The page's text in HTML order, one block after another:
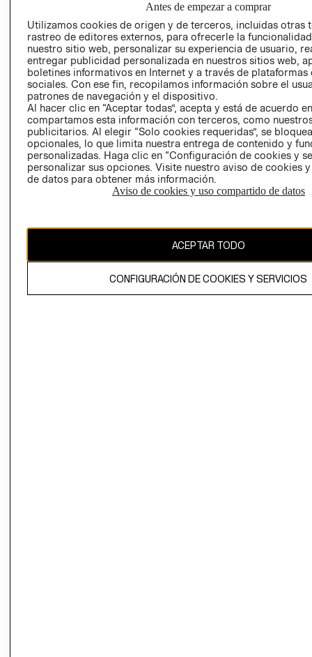
RELACIÓN CON
INVERSIONISTAS
POLÍTICA
EMPRESARIAL
- RETIRO EN
TIENDA
TÉRMINOS Y
CONDICIONES
AVISO DE
PRIVACIDAD
GIFT CARD
AVISO DE
COOKIES
Chile ($)
Antes de empezar a comprar
Utilizamos cookies de origen y de terceros, incluidas otras
rastreo de editores externos, para ofrecerle la
nuestro sitio web, personalizar su experiencia de usuario,
entregar publicidad personalizada en nuestros sitios web,
boletines informativos en Internet y a través de plataformas
sociales. Con ese fin, recopilamos información sobre el
patrones de navegación y el dispositivo.
Al hacer clic en “Aceptar todas”, acepta y está de acuerdo
compartamos esta información con terceros, como
publicitarios. Al elegir “Solo cookies requeridas”, se
opcionales, lo que limita nuestra entrega de contenido y
personalizadas. Haga clic en “Configuración de cookies y
personalizar sus opciones. Visite nuestro aviso de cookies
de datos para obtener más información.
Aviso de cookies y uso compartido de datos
ACEPTAR TODO
CONFIGURACIÓN DE COOKIES Y SERVICIOS